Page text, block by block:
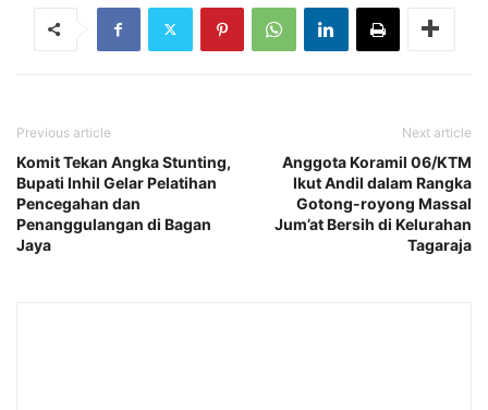
Previous article
Komit Tekan Angka Stunting,
Bupati Inhil Gelar Pelatihan
Pencegahan dan
Penanggulangan di Bagan
Jaya
Next article
Anggota Koramil 06/KTM
Ikut Andil dalam Rangka
Gotong-royong Massal
Jum’at Bersih di Kelurahan
Tagaraja